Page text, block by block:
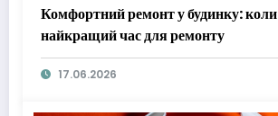
Комфортний ремонт у будинку: коли
найкращий час для ремонту
17.06.2026